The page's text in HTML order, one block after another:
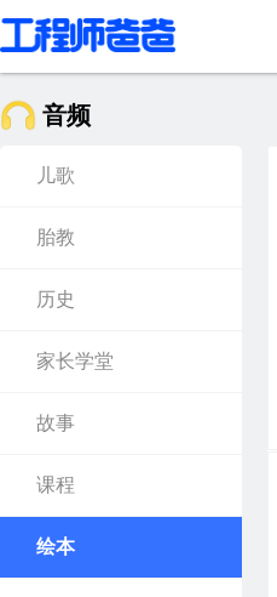
音频
儿歌
胎教
历史
家长学堂
故事
课程
绘本